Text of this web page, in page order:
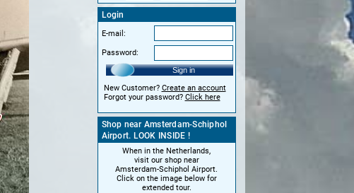
Login
E-mail:
Password:
Sign in
New Customer? Create an account
Forgot your password? Click here
Shop near Amsterdam-Schiphol
Airport. LOOK INSIDE !
When in the Netherlands,
visit our shop near
Amsterdam-Schiphol Airport.
Click on the image below for
extended tour.